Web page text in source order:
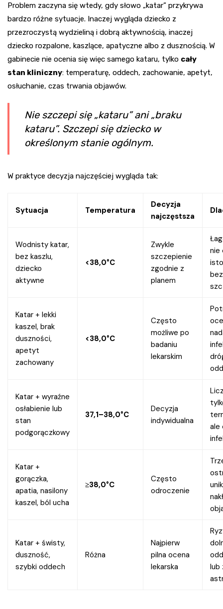
Problem zaczyna się wtedy, gdy słowo „katar” przykrywa
bardzo różne sytuacje. Inaczej wygląda dziecko z
przezroczystą wydzieliną i dobrą aktywnością, inaczej
dziecko rozpalone, kaszlące, apatyczne albo z dusznością. W
gabinecie nie ocenia się więc samego kataru, tylko cały
stan kliniczny: temperaturę, oddech, zachowanie, apetyt,
osłuchanie, czas trwania objawów.
Nie szczepi się „kataru” ani „braku
kataru”. Szczepi się dziecko w
określonym stanie ogólnym.
W praktyce decyzja najczęściej wygląda tak:
Sytuacja Temperatura
Decyzja
najczęstsza
Wodnisty katar,
bez kaszlu,
dziecko
aktywne
<38,0°C
Zwykle
szczepienie
zgodnie z
planem
nie
Katar + lekki
kaszel, brak
duszności,
apetyt
zachowany
<38,0°C
Często
możliwe po
badaniu
lekarskim
Katar + wyraźne
osłabienie lub
stan
podgorączkowy
37,1–38,0°C
Decyzja
indywidualna
ale
Katar +
gorączka,
apatia, nasilony
kaszel, ból ucha
≥38,0°C
Często
odroczenie
Katar + świsty,
duszność,
szybki oddech
Różna
Najpierw
pilna ocena
lekarska
lub